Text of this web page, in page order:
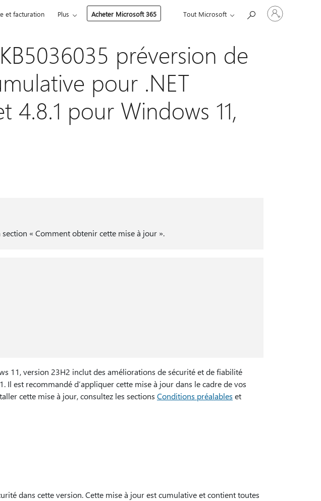
et facturation Plus Acheter Microsoft 365 Tout Microsoft
Connectez-
vous
préversion de
pour .NET
4.8.1 pour Windows 11,
« Comment obtenir cette mise à jour ».
11, version 23H2 inclut des améliorations de sécurité et de fiabilité
Il est recommandé d’appliquer cette mise à jour dans le cadre de vos
cette mise à jour, consultez les sections Conditions préalables et
dans cette version. Cette mise à jour est cumulative et contient toutes